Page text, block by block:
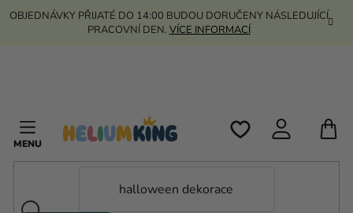
Přejít
OBJEDNÁVKY PŘIJATÉ DO 14:00 BUDOU DORUČENY NÁSLEDUJÍCÍ
PRACOVNÍ DEN. VÍCE INFORMACÍ